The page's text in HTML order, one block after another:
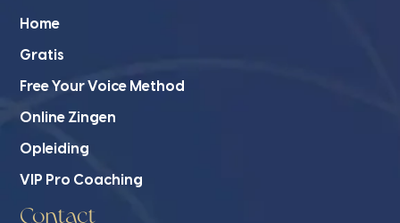
Home
Gratis
Free Your Voice Method
Online Zingen
Opleiding
VIP Pro Coaching
Contact